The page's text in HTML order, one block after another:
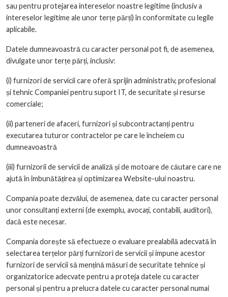
sau pentru protejarea intereselor noastre legitime (inclusiv a
intereselor legitime ale unor terțe părți) în conformitate cu legile
aplicabile.
Datele dumneavoastră cu caracter personal pot fi, de asemenea,
divulgate unor terțe părți, inclusiv:
(i) furnizori de servicii care oferă sprijin administrativ, profesional
și tehnic Companiei pentru suport IT, de securitate și resurse
comerciale;
(ii) parteneri de afaceri, furnizori și subcontractanți pentru
executarea tuturor contractelor pe care le încheiem cu
dumneavoastră
(iii) furnizorii de servicii de analiză și de motoare de căutare care ne
ajută în îmbunătățirea și optimizarea Website-ului noastru.
Compania poate dezvălui, de asemenea, date cu caracter personal
unor consultanți externi (de exemplu, avocați, contabili, auditori),
dacă este necesar.
Compania dorește să efectueze o evaluare prealabilă adecvată în
selectarea terțelor părți furnizori de servicii și impune acestor
furnizori de servicii să mențină măsuri de securitate tehnice și
organizatorice adecvate pentru a proteja datele cu caracter
personal și pentru a prelucra datele cu caracter personal numai